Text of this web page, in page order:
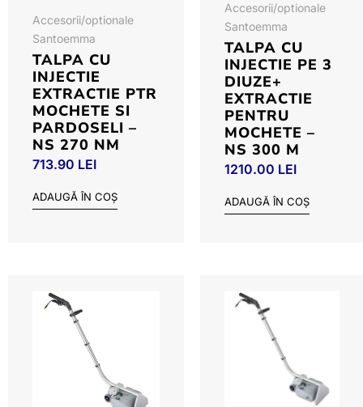
Accesorii/optionale
Santoemma
TALPA CU
INJECTIE
EXTRACTIE PTR
MOCHETE SI
PARDOSELI –
NS 270 NM
713.90 LEI
ADAUGĂ ÎN COȘ
Accesorii/optionale
Santoemma
TALPA CU
INJECTIE PE 3
DIUZE+
EXTRACTIE
PENTRU
MOCHETE –
NS 300 M
1210.00 LEI
ADAUGĂ ÎN COȘ